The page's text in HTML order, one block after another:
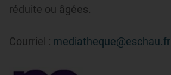
réduite ou âgées.
Courriel : mediatheque@eschau.fr